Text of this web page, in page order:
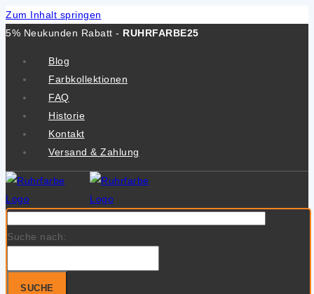
Zum Inhalt springen
5% Neukunden Rabatt - RUHRFARBE25
Blog
Farbkollektionen
FAQ
Historie
Kontakt
Versand & Zahlung
Suche nach:
SUCHE